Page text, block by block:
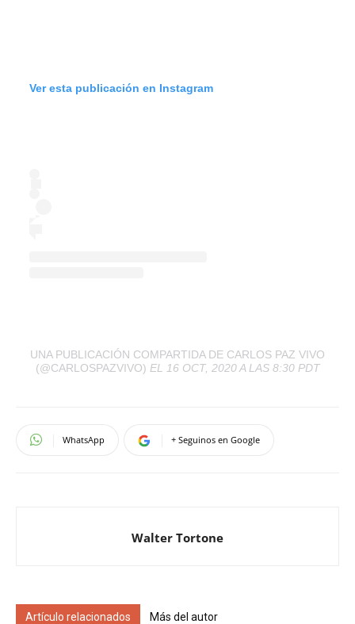
Ver esta publicación en Instagram
UNA PUBLICACIÓN COMPARTIDA DE CARLOS PAZ VIVO
(@CARLOSPAZVIVO) EL 16 OCT, 2020 A LAS 8:30 PDT
WhatsApp + Seguinos en Google
Walter Tortone
Artículo relacionados Más del autor